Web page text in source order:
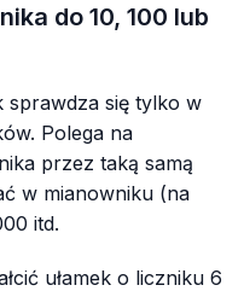
do 10, 100 lub
sprawdza się tylko w
Polega na
przez taką samą
w mianowniku (na
itd.
ułamek o liczniku 6